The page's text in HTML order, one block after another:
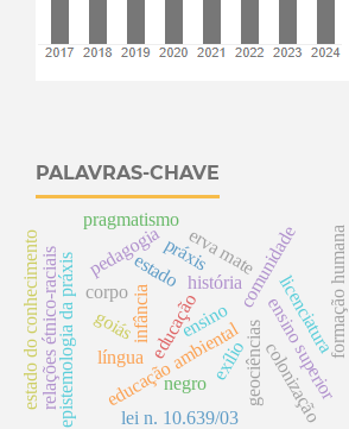
PALAVRAS-CHAVE
infância
história
corpo
geociências
educação ambiental
educação
comunidade
colonização
estado
negro
goiás
epistemologia da práxis ensino superior
lei n. 10.639/03
relações étnico-raciais
estado do conhecimento pedagogia
licenciatura
ensino formação humana
pragmatismo
exílio
práxiserva mate
língua